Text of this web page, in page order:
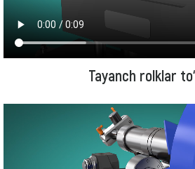
Tayanch rolklar